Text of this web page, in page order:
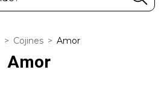
> Cojines > Amor
Amor